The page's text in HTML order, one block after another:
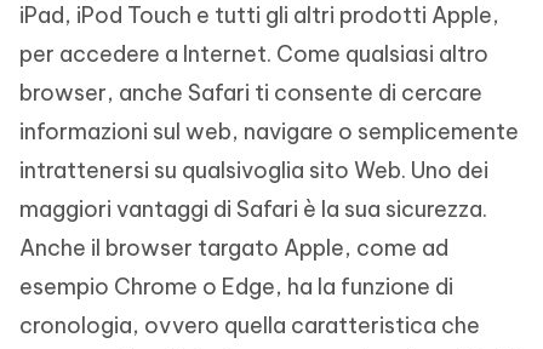
iPad, iPod Touch e tutti gli altri prodotti Apple,
per accedere a Internet. Come qualsiasi altro
browser, anche Safari ti consente di cercare
informazioni sul web, navigare o semplicemente
intrattenersi su qualsivoglia sito Web. Uno dei
maggiori vantaggi di Safari è la sua sicurezza.
Anche il browser targato Apple, come ad
esempio Chrome o Edge, ha la funzione di
cronologia, ovvero quella caratteristica che